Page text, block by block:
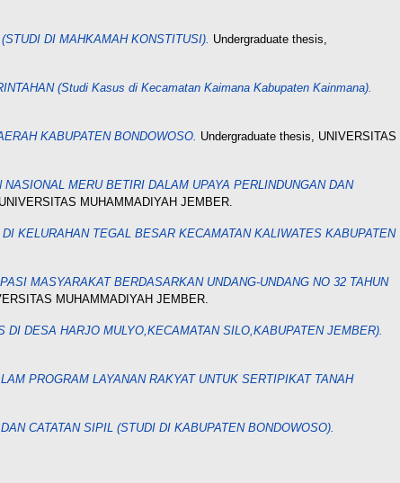
DI MAHKAMAH KONSTITUSI). Undergraduate thesis,
(Studi Kasus di Kecamatan Kaimana Kabupaten Kainmana).
KABUPATEN BONDOWOSO. Undergraduate thesis, UNIVERSITAS
MERU BETIRI DALAM UPAYA PERLINDUNGAN DAN
MUHAMMADIYAH JEMBER.
KELURAHAN TEGAL BESAR KECAMATAN KALIWATES KABUPATEN
MASYARAKAT BERDASARKAN UNDANG-UNDANG NO 32 TAHUN
MUHAMMADIYAH JEMBER.
DESA HARJO MULYO,KECAMATAN SILO,KABUPATEN JEMBER).
PROGRAM LAYANAN RAKYAT UNTUK SERTIPIKAT TANAH
CATATAN SIPIL (STUDI DI KABUPATEN BONDOWOSO).